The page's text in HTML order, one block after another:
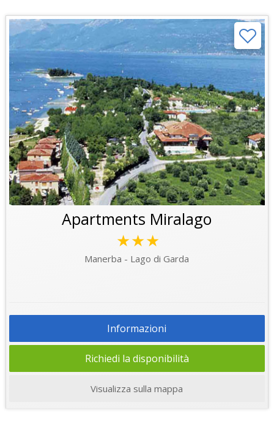
Apartments Miralago
★★★
Manerba - Lago di Garda
Informazioni
Richiedi la disponibilità
Visualizza sulla mappa